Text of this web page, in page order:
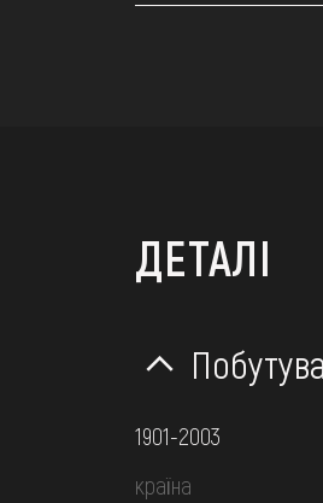
ДЕТАЛІ
1901-2003
країна